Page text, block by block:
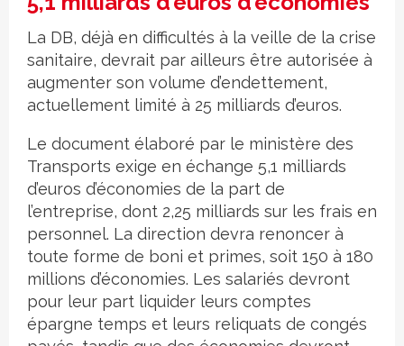
La DB, déjà en difficultés à la veille de la crise
sanitaire, devrait par ailleurs être autorisée à
augmenter son volume d’endettement,
actuellement limité à 25 milliards d’euros.
Le document élaboré par le ministère des
Transports exige en échange 5,1 milliards
d’euros d’économies de la part de
l’entreprise, dont 2,25 milliards sur les frais en
personnel. La direction devra renoncer à
toute forme de boni et primes, soit 150 à 180
millions d’économies. Les salariés devront
pour leur part liquider leurs comptes
épargne temps et leurs reliquats de congés